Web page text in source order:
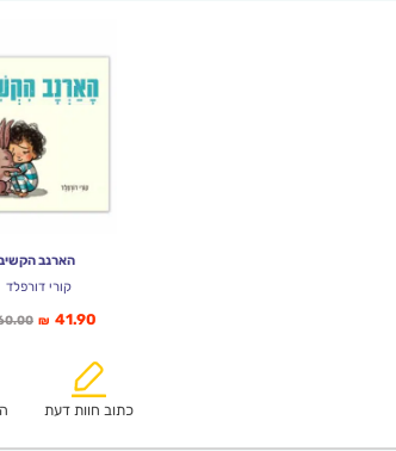
הארנב
קורי דורפלד
המחיר
₪60.00.
₪ 41.90
הוא:
כתוב חוות דעת